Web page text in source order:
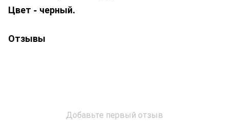
Цвет - черный.
Отзывы
Добавьте первый отзыв